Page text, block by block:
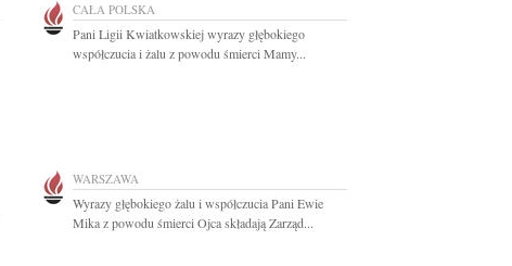
CAŁA POLSKA
Pani Ligii Kwiatkowskiej wyrazy głębokiego
współczucia i żalu z powodu śmierci Mamy...
WARSZAWA
Wyrazy głębokiego żalu i współczucia Pani Ewie
Mika z powodu śmierci Ojca składają Zarząd...